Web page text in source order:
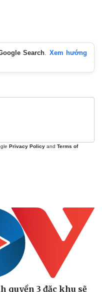
tô - Xe máy
Ô tô
máy
vấn
Search. Xem hướng
Privacy Policy and Terms of
quyền 3 đặc khu sẽ